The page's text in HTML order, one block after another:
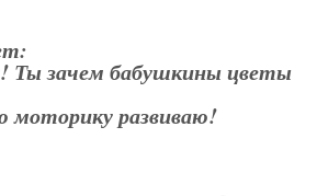
Ты зачем бабушкины цветы
моторику развиваю!